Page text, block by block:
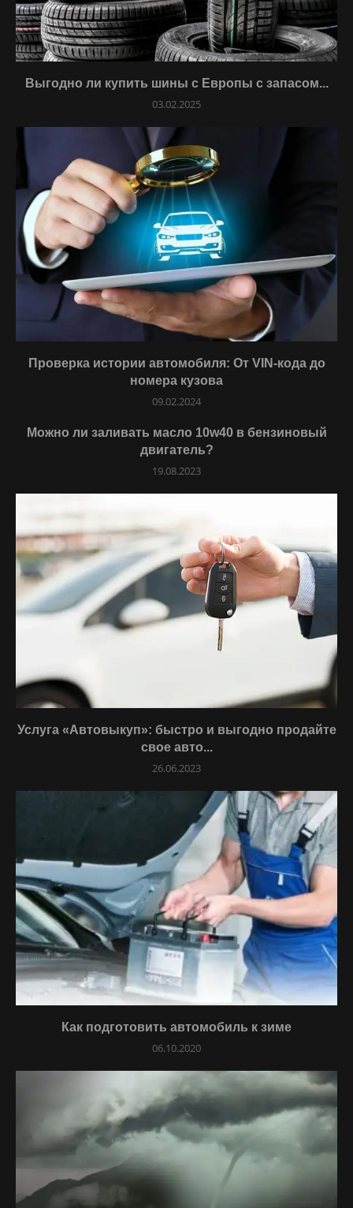
Выгодно ли купить шины с Европы с запасом...
03.02.2025
Проверка истории автомобиля: От VIN-кода до
номера кузова
09.02.2024
Можно ли заливать масло 10w40 в бензиновый
двигатель?
19.08.2023
Услуга «Автовыкуп»: быстро и выгодно продайте
свое авто...
26.06.2023
Как подготовить автомобиль к зиме
06.10.2020